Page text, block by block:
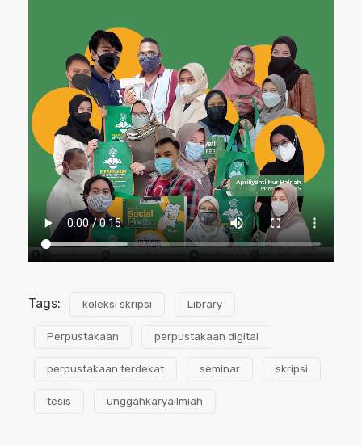
Tags: koleksi skripsi Library
Perpustakaan perpustakaan digital
perpustakaan terdekat seminar skripsi
tesis unggahkaryailmiah